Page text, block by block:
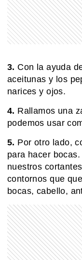
3. Con la ayuda
aceitunas y los
narices y ojos.
4. Rallamos una
podemos usar
5. Por otro lado,
para hacer
nuestros
contornos que
bocas, cabello,